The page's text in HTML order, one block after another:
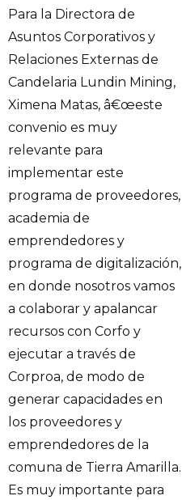
Para la Directora de
Asuntos Corporativos y
Relaciones Externas de
Candelaria Lundin Mining,
Ximena Matas, â€œeste
convenio es muy
relevante para
implementar este
programa de proveedores,
academia de
emprendedores y
programa de digitalización,
en donde nosotros vamos
a colaborar y apalancar
recursos con Corfo y
ejecutar a través de
Corproa, de modo de
generar capacidades en
los proveedores y
emprendedores de la
comuna de Tierra Amarilla.
Es muy importante para